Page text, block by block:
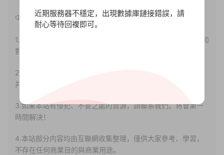
聲明：
1.本站部分内容轉載自其它媒體，但并不代表本站贊同其觀點和
對其真實性負責。
2.若您需要商業運營或用于其他商業活動，請您購買正版授權
并合法使用。
3.如果本站有侵犯、不妥之處的資源，請聯系我們。将會第一
時間解決！
4.本站部分内容均由互聯網收集整理，僅供大家參考、學習，
不存在任何商業目的與商業用途。
近期服務器不穩定，出現數據庫鏈接錯誤，請
耐心等待回複即可。